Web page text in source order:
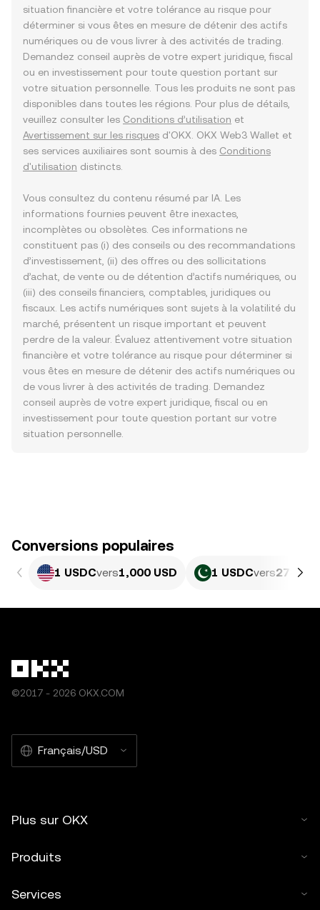
situation financière et votre tolérance au risque pour
déterminer si vous êtes en mesure de détenir des actifs
numériques ou de vous livrer à des activités de trading.
Demandez conseil auprès de votre expert juridique, fiscal
ou en investissement pour toute question portant sur
votre situation personnelle. Tous les produits ne sont pas
disponibles dans toutes les régions. Pour plus de détails,
veuillez consulter les Conditions d’utilisation et
Avertissement sur les risques d'OKX. OKX Web3 Wallet et
ses services auxiliaires sont soumis à des Conditions
d'utilisation distincts.
Vous consultez du contenu résumé par IA. Les
informations fournies peuvent être inexactes,
incomplètes ou obsolètes. Ces informations ne
constituent pas (i) des conseils ou des recommandations
d’investissement, (ii) des offres ou des sollicitations
d’achat, de vente ou de détention d’actifs numériques, ou
(iii) des conseils financiers, comptables, juridiques ou
fiscaux. Les actifs numériques sont sujets à la volatilité du
marché, présentent un risque important et peuvent
perdre de la valeur. Évaluez attentivement votre situation
financière et votre tolérance au risque pour déterminer si
vous êtes en mesure de détenir des actifs numériques ou
de vous livrer à des activités de trading. Demandez
conseil auprès de votre expert juridique, fiscal ou en
investissement pour toute question portant sur votre
situation personnelle.
Conversions populaires
1 USDCvers1,000 USD 1 USDCvers278,03
©2017 - 2026 OKX.COM
Français/USD
Plus sur OKX
Produits
Services